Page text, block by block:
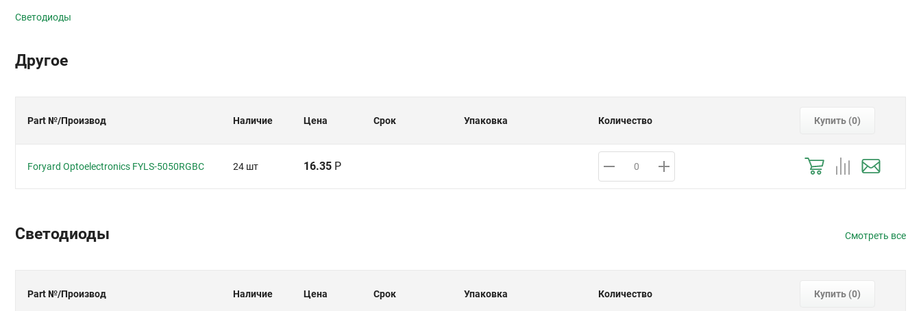
Светодиоды
Другое
Part №/Производ Наличие Цена Срок Упаковка Количество Купить (0)
Foryard Optoelectronics FYLS-5050RGBC 24 шт 16.35 Р
Светодиоды Смотреть все
Part №/Производ Наличие Цена Срок Упаковка Количество Купить (0)